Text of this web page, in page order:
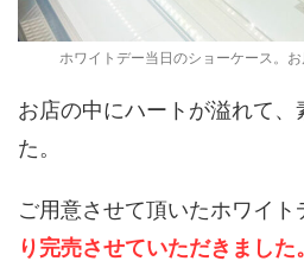
ホワイトデー当日のショーケース。
お店の中にハートが溢れて、
た。
ご用意させて頂いたホワイト
り完売させていただきました。